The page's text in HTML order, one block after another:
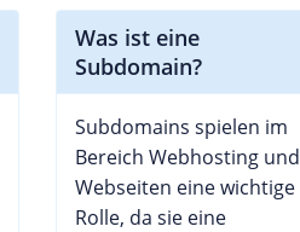
Was ist eine
Subdomain?
Subdomains spielen im
Bereich Webhosting und
Webseiten eine wichtige
Rolle, da sie eine